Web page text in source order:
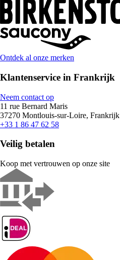
Ontdek al onze merken
Klantenservice in Frankrijk
Neem contact op
11 rue Bernard Maris
37270 Montlouis-sur-Loire, Frankrijk
+33 1 86 47 62 58
Veilig betalen
Koop met vertrouwen op onze site